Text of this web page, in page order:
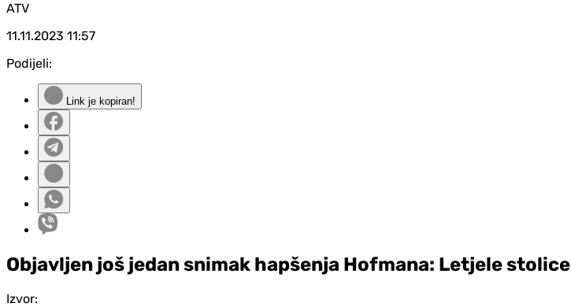
ATV
11.11.2023 11:57
Podijeli:
Link je kopiran!
Objavljen još jedan snimak hapšenja Hofmana: Letjele stolice
Izvor: